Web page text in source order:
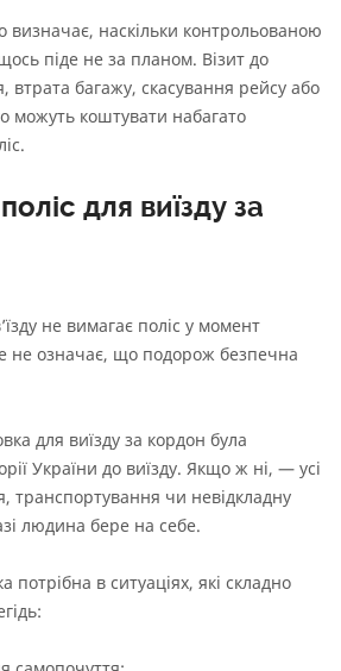
визначає, наскільки контрольованою
піде не за планом. Візит до
втрата багажу, скасування рейсу або
можуть коштувати набагато
для виїзду за
не вимагає поліс у момент
не означає, що подорож безпечна
для виїзду за кордон була
України до виїзду. Якщо ж ні, — усі
транспортування чи невідкладну
людина бере на себе.
потрібна в ситуаціях, які складно